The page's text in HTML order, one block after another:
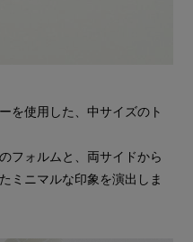
を使用した、中サイズのト
フォルムと、両サイドから
ミニマルな印象を演出しま